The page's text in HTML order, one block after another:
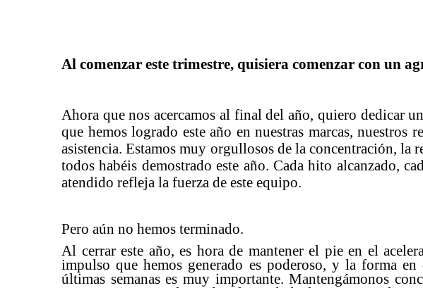
Al comenzar este trimestre, quisiera comenzar con un
Ahora que nos acercamos al final del año, quiero dedicar
que hemos logrado este año en nuestras marcas, nuestros
asistencia. Estamos muy orgullosos de la concentración, la
todos habéis demostrado este año. Cada hito alcanzado,
atendido refleja la fuerza de este equipo.
Pero aún no hemos terminado.
Al cerrar este año, es hora de mantener el pie en el
impulso que hemos generado es poderoso, y la forma en
últimas semanas es muy importante. Mantengámonos